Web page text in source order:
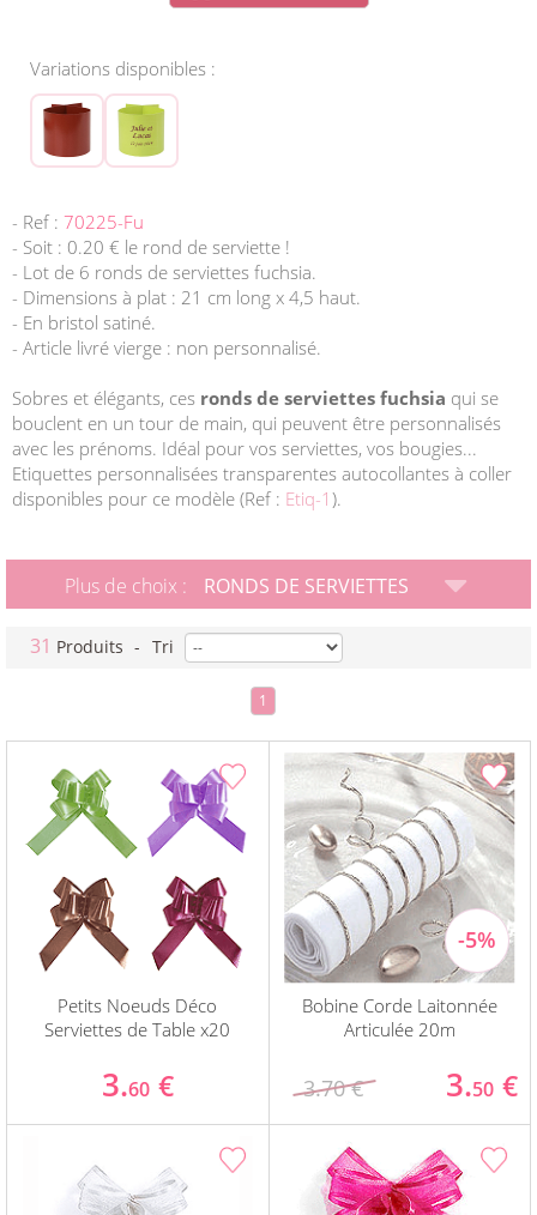
Variations disponibles :
- Ref : 70225-Fu
- Soit : 0.20 € le rond de serviette !
- Lot de 6 ronds de serviettes fuchsia.
- Dimensions à plat : 21 cm long x 4,5 haut.
- En bristol satiné.
- Article livré vierge : non personnalisé.
Sobres et élégants, ces ronds de serviettes fuchsia qui se
bouclent en un tour de main, qui peuvent être personnalisés
avec les prénoms. Idéal pour vos serviettes, vos bougies...
Etiquettes personnalisées transparentes autocollantes à coller
disponibles pour ce modèle (Ref : Etiq-1 ).
Plus de choix : RONDS DE SERVIETTES
31 Produits - Tri
1
Petits Noeuds Déco
Serviettes de Table x20
3.60 €
Bobine Corde Laitonnée
Articulée 20m
3.70 € 3.50 €